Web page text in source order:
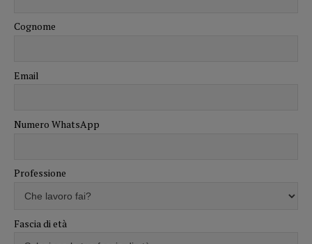
Cognome
Email
Numero WhatsApp
Professione
Fascia di età